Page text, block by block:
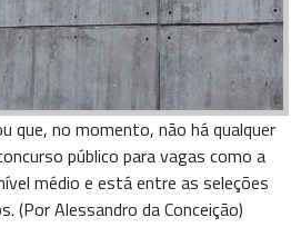
que, no momento, não há qualquer
público para vagas como a
médio e está entre as seleções
(Por Alessandro da Conceição)